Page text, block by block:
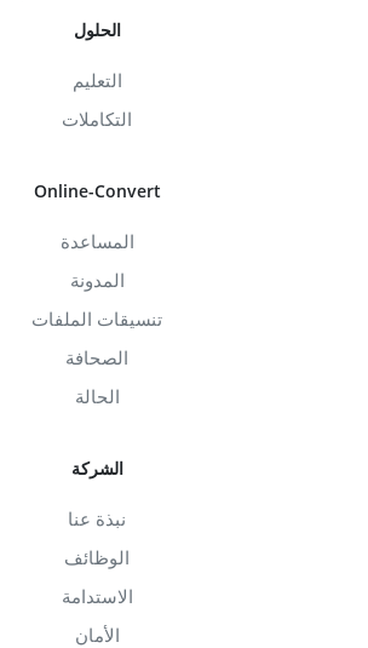
الحلول
التعليم
التكاملات
Online-Convert
المساعدة
المدونة
تنسيقات الملفات
الصحافة
الحالة
الشركة
نبذة عنا
الوظائف
الاستدامة
الأمان